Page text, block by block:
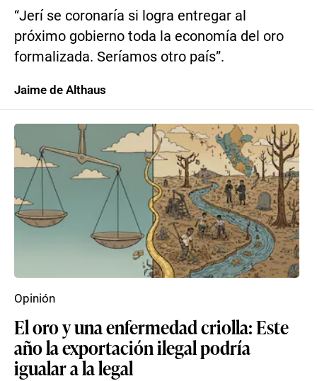
“Jerí se coronaría si logra entregar al
próximo gobierno toda la economía del oro
formalizada. Seríamos otro país”.
Jaime de Althaus
El oro y una enfermedad criolla: Este
año la exportación ilegal podría
igualar a la legal
Opinión